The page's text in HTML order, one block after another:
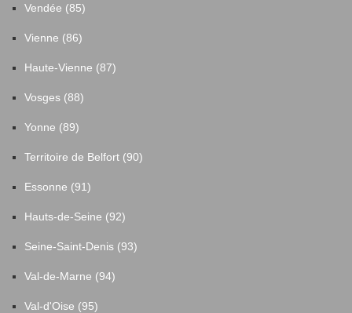
Vendée (85)
Vienne (86)
Haute-Vienne (87)
Vosges (88)
Yonne (89)
Territoire de Belfort (90)
Essonne (91)
Hauts-de-Seine (92)
Seine-Saint-Denis (93)
Val-de-Marne (94)
Val-d'Oise (95)